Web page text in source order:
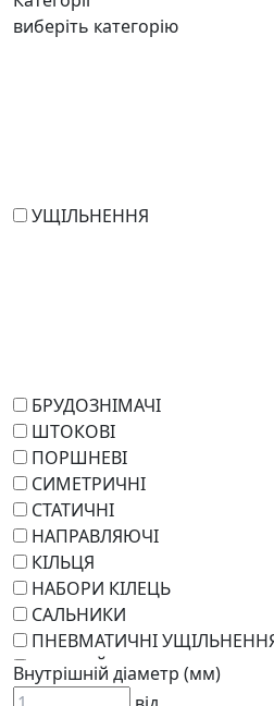
виберіть категорію
УЩІЛЬНЕННЯ
БРУДОЗНІМАЧІ
ШТОКОВІ
ПОРШНЕВІ
СИМЕТРИЧНІ
СТАТИЧНІ
НАПРАВЛЯЮЧІ
КІЛЬЦЯ
НАБОРИ КІЛЕЦЬ
САЛЬНИКИ
ПНЕВМАТИЧНІ
РОТАЦІЙНІ
РЕМКОМПЛЕКТИ
Внутрішній діаметр (мм)